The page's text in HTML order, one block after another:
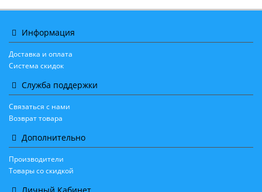
Информация
Доставка и оплата
Система скидок
Служба поддержки
Связаться с нами
Возврат товара
Дополнительно
Производители
Товары со скидкой